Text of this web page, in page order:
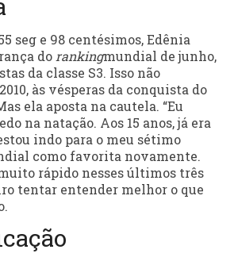
seg e 98 centésimos, Edênia
do rankingmundial de junho,
da classe S3. Isso não
às vésperas da conquista do
ela aposta na cautela. “Eu
na natação. Aos 15 anos, já era
indo para o meu sétimo
como favorita novamente.
rápido nesses últimos três
tentar entender melhor o que